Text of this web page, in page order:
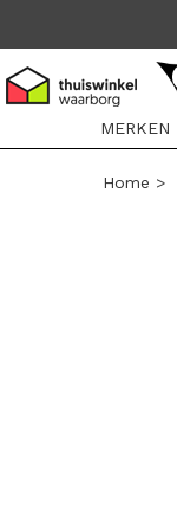
MERKEN
Home >